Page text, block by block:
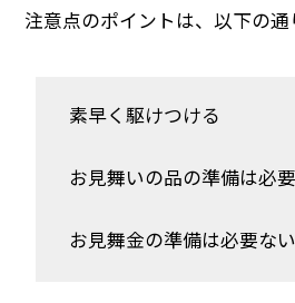
注意点のポイントは、以下の通
素早く駆けつける
お見舞いの品の準備は必
お見舞金の準備は必要ない